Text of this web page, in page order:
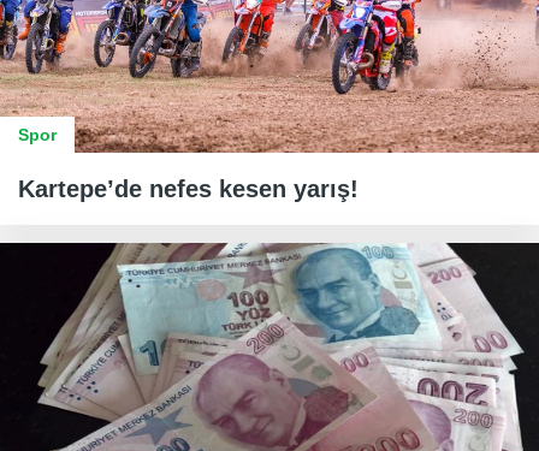
Spor
Kartepe’de nefes kesen yarış!